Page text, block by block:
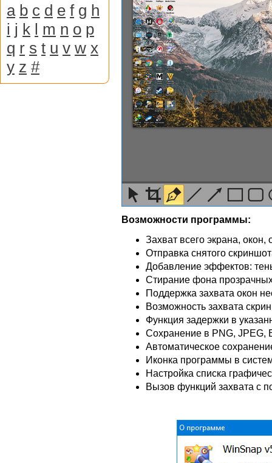
Возможности программы:
Захват всего экрана,
Отправка снятого
Добавление эффектов:
Стирание фона
Поддержка захвата окон
Возможность захвата
Функция задержки в
Сохранение в PNG, JPEG,
Автоматическое
Иконка программы в
Настройка списка
Вызов функций захвата с
a b c d e f g h
i j k l m n o p
q r s t u v w x
y z #